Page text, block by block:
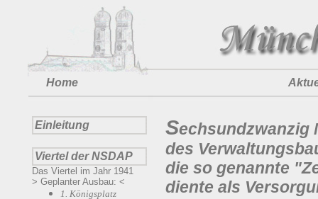
Home
Einleitung
Viertel der NSDAP
Das Viertel im Jahr 1941
> Geplanter Ausbau: <
1. Königsplatz
Sechsundzwanzig
des
die so genannte
diente als